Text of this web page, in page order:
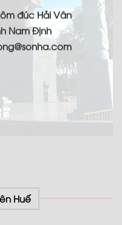
đúc Hải Vân
Nam Định
Huế